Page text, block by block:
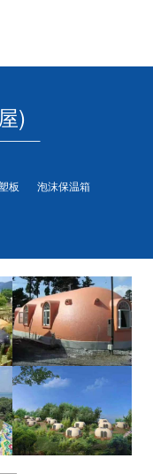
)
板
泡沫保温箱
蒙古包(圆顶屋)
蒙古包(圆顶屋)